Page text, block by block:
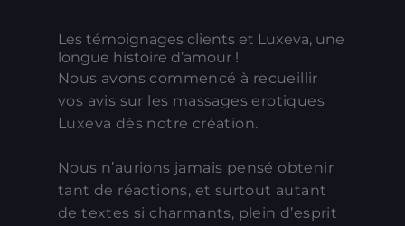
Les témoignages clients et Luxeva, une
longue histoire d’amour !
Nous avons commencé à recueillir
vos avis sur les massages erotiques
Luxeva dès notre création.
Nous n’aurions jamais pensé obtenir
tant de réactions, et surtout autant
de textes si charmants, plein d’esprit